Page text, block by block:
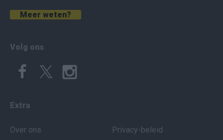
Meer weten?
Volg ons
Extra
Over ons Privacy-beleid